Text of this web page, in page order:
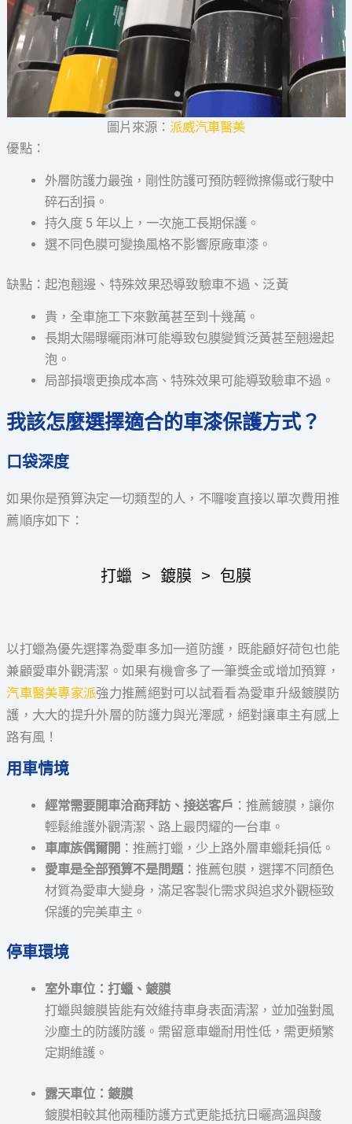
圖片來源： 派威汽車醫美
優點：
外層防護力最強，剛性防護可預防輕微擦傷或行駛中
碎石刮損。
持久度 5 年以上，一次施工長期保護。
選不同色膜可變換風格不影響原廠車漆。
缺點：起泡翹邊、特殊效果恐導致驗車不過、泛黃
貴，全車施工下來數萬甚至到十幾萬。
長期太陽曝曬雨淋可能導致包膜變質泛黃甚至翹邊起
泡。
局部損壞更換成本高、特殊效果可能導致驗車不過。
我該怎麼選擇適合的車漆保護方式？
口袋深度
如果你是預算決定一切類型的人，不囉唆直接以單次費用推
薦順序如下：
打蠟 > 鍍膜 > 包膜
以打蠟為優先選擇為愛車多加一道防護，既能顧好荷包也能
兼顧愛車外觀清潔。如果有機會多了一筆獎金或增加預算，
汽車醫美專家派強力推薦絕對可以試看看為愛車升級鍍膜防
護，大大的提升外層的防護力與光澤感，絕對讓車主有感上
路有風！
用車情境
經常需要開車洽商拜訪、接送客戶 ：推薦鍍膜，讓你
輕鬆維護外觀清潔、路上最閃耀的一台車。
車庫族偶爾開 ：推薦打蠟，少上路外層車蠟耗損低。
愛車是全部預算不是問題：推薦包膜，選擇不同顏色
材質為愛車大變身，滿足客製化需求與追求外觀極致
保護的完美車主。
停車環境
室外車位：打蠟、鍍膜
打蠟與鍍膜皆能有效維持車身表面清潔，並加強對風
沙塵土的防護防護。需留意車蠟耐用性低，需更頻繁
定期維護。
露天車位：鍍膜
鍍膜相較其他兩種防護方式更能抵抗日曬高溫與酸